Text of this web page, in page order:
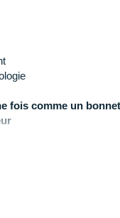
fois comme un